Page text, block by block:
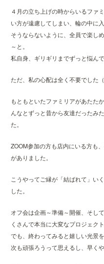
４月の立ち上げの時からいるファ
い方が遠慮してしまい、輪の中に
そうならないように、全員で楽し
～と。
私自身、ギリギリまでずっと悩んで
ただ、私の心配は全く不要でした（
もともといたファミリアがあたた
んなとずっと昔から友達だったみ
た。
ZOOM参加の方も店内にいる方も
がありました。
こうやってご縁が「結ばれて」い
した。
オフ会は企画～準備～開催、そし
くさんで本当に大変なプロジェクト
でも、終わってみると嬉しい光景
次も頑張ろうって思えるし、早く